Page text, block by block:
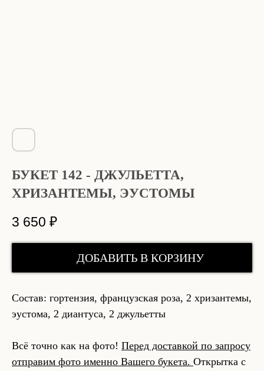
БУКЕТ 142 - ДЖУЛЬЕТТА,
ХРИЗАНТЕМЫ, ЭУСТОМЫ
3 650 ₽
ДОБАВИТЬ В КОРЗИНУ
Состав: гортензия, французская роза, 2 хризантемы,
эустома, 2 диантуса, 2 джульетты
Всё точно как на фото! Перед доставкой по запросу
отправим фото именно Вашего букета. Открытка с